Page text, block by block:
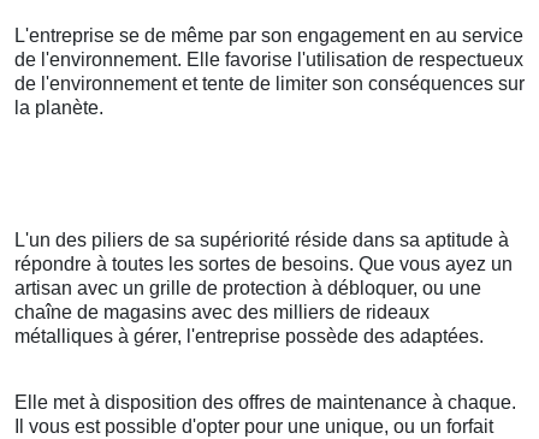
L'entreprise se de même par son engagement en au service
de l'environnement. Elle favorise l'utilisation de respectueux
de l'environnement et tente de limiter son conséquences sur
la planète.
L'un des piliers de sa supériorité réside dans sa aptitude à
répondre à toutes les sortes de besoins. Que vous ayez un
artisan avec un grille de protection à débloquer, ou une
chaîne de magasins avec des milliers de rideaux
métalliques à gérer, l'entreprise possède des adaptées.
Elle met à disposition des offres de maintenance à chaque.
Il vous est possible d'opter pour une unique, ou un forfait